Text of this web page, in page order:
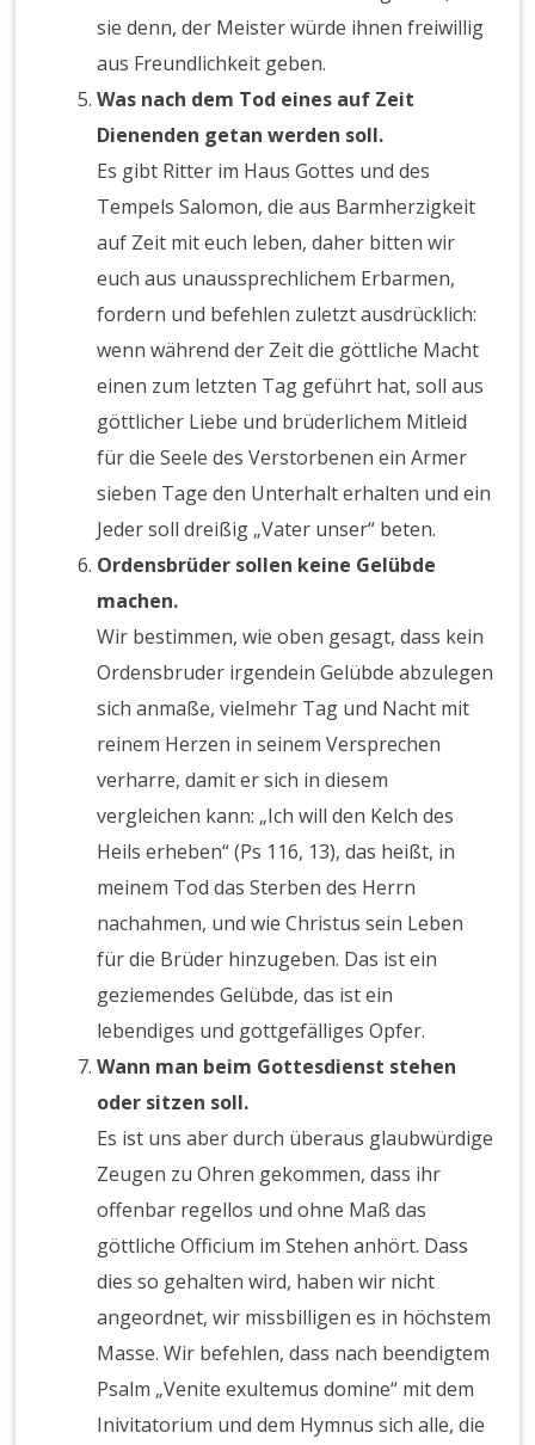
sie denn, der Meister würde ihnen freiwillig
aus Freundlichkeit geben.
Was nach dem Tod eines auf Zeit
Dienenden getan werden soll.
Es gibt Ritter im Haus Gottes und des
Tempels Salomon, die aus Barmherzigkeit
auf Zeit mit euch leben, daher bitten wir
euch aus unaussprechlichem Erbarmen,
fordern und befehlen zuletzt ausdrücklich:
wenn während der Zeit die göttliche Macht
einen zum letzten Tag geführt hat, soll aus
göttlicher Liebe und brüderlichem Mitleid
für die Seele des Verstorbenen ein Armer
sieben Tage den Unterhalt erhalten und ein
Jeder soll dreißig „Vater unser“ beten.
Ordensbrüder sollen keine Gelübde
machen.
Wir bestimmen, wie oben gesagt, dass kein
Ordensbruder irgendein Gelübde abzulegen
sich anmaße, vielmehr Tag und Nacht mit
reinem Herzen in seinem Versprechen
verharre, damit er sich in diesem
vergleichen kann: „Ich will den Kelch des
Heils erheben“ (Ps 116, 13), das heißt, in
meinem Tod das Sterben des Herrn
nachahmen, und wie Christus sein Leben
für die Brüder hinzugeben. Das ist ein
geziemendes Gelübde, das ist ein
lebendiges und gottgefälliges Opfer.
Wann man beim Gottesdienst stehen
oder sitzen soll.
Es ist uns aber durch überaus glaubwürdige
Zeugen zu Ohren gekommen, dass ihr
offenbar regellos und ohne Maß das
göttliche Officium im Stehen anhört. Dass
dies so gehalten wird, haben wir nicht
angeordnet, wir missbilligen es in höchstem
Masse. Wir befehlen, dass nach beendigtem
Psalm „Venite exultemus domine“ mit dem
Inivitatorium und dem Hymnus sich alle, die